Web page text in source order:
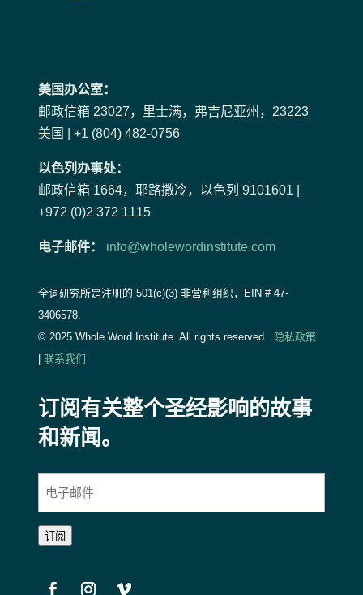
美国办公室：
邮政信箱 23027，里士满，弗吉尼亚州，23223
美国 | +1 (804) 482-0756
以色列办事处：
邮政信箱 1664，耶路撒冷，以色列 9101601 |
+972 (0)2 372 1115
电子邮件： info@wholewordinstitute.com
全词研究所是注册的 501(c)(3) 非营利组织，EIN #47-
3406578.
© 2025 Whole Word Institute. All rights reserved.
隐私政策
|联系我们
订阅有关整个圣经影响的故事
和新闻。
子
件
订阅